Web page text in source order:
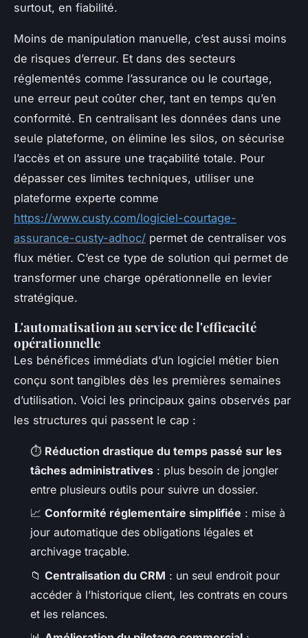
surtout, en fiabilité.
Moins de manipulation manuelle, c’est aussi moins
de risques d’erreur. Et dans des secteurs
réglementés comme l’assurance ou le courtage,
une erreur peut coûter cher, tant en temps qu’en
conformité. En centralisant les données dans une
seule plateforme, on élimine les silos, on sécurise
l’accès et on assure une traçabilité totale. Pour
dépasser ces limites techniques, utiliser une
plateforme experte comme
https://www.custy.com/logiciel-courtage-
assurance-custy-adhoc/ permet de centraliser vos
flux métier. C’est ce type de solution qui permet de
transformer une charge opérationnelle en levier
stratégique.
L'automatisation au service de l'efficacité
opérationnelle
Les bénéfices immédiats d’un logiciel métier bien
conçu sont tangibles dès les premières semaines
d’utilisation. Voici les principaux gains observés par
les structures qui passent le cap :
⏱️ Réduction drastique du temps passé sur les
tâches administratives : plus besoin de jongler
entre plusieurs outils pour suivre un dossier.
📈 Conformité réglementaire simplifiée : mise à
jour automatique des obligations légales et
archivage traçable.
📁 Centralisation du CRM : un seul endroit pour
accéder à l’historique client, les contrats en cours
et les relances.